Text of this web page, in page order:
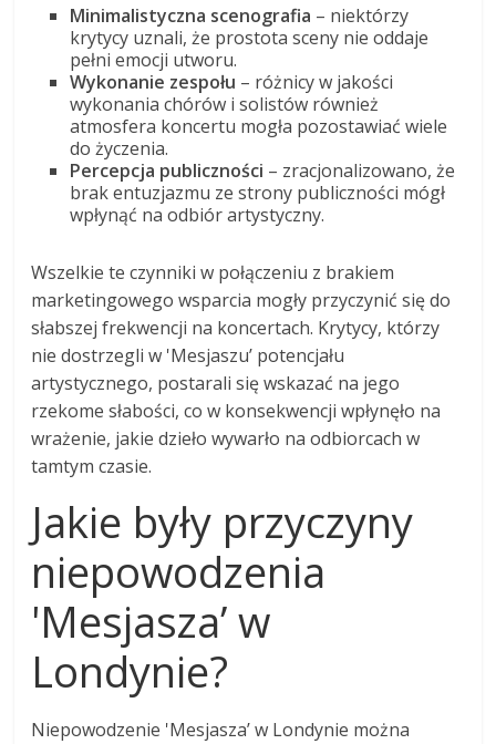
Minimalistyczna scenografia – niektórzy
krytycy uznali, że prostota sceny nie oddaje
pełni emocji utworu.
Wykonanie zespołu – różnicy w jakości
wykonania chórów i solistów również
atmosfera koncertu mogła pozostawiać wiele
do życzenia.
Percepcja publiczności – zracjonalizowano, że
brak entuzjazmu ze strony publiczności mógł
wpłynąć na odbiór artystyczny.
Wszelkie te czynniki w połączeniu z brakiem
marketingowego wsparcia mogły przyczynić się do
słabszej frekwencji na koncertach. Krytycy, którzy
nie dostrzegli w 'Mesjaszu’ potencjału
artystycznego, postarali się wskazać na jego
rzekome słabości, co w konsekwencji wpłynęło na
wrażenie, jakie dzieło wywarło na odbiorcach w
tamtym czasie.
Jakie były przyczyny
niepowodzenia
'Mesjasza’ w
Londynie?
Niepowodzenie 'Mesjasza’ w Londynie można